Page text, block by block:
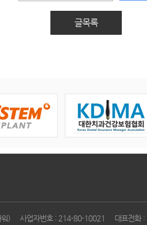
글목록
) 사업자번호 : 214-80-10021 대표전화